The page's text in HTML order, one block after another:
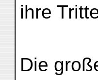
ihre
Die